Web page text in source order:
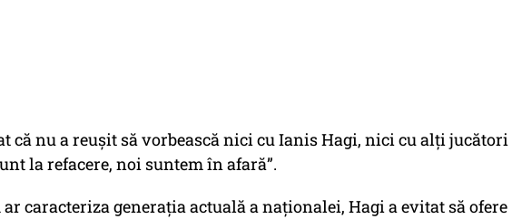
că nu a reușit să vorbească nici cu Ianis Hagi, nici cu alți jucători
la refacere, noi suntem în afară”.
caracteriza generația actuală a naționalei, Hagi a evitat să ofere